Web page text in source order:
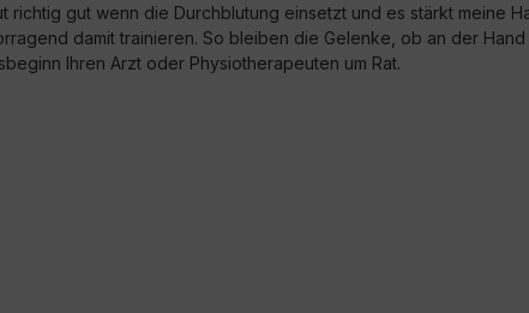
gut wenn die Durchblutung einsetzt und es stärkt meine
damit trainieren. So bleiben die Gelenke, ob an der
Ihren Arzt oder Physiotherapeuten um Rat.